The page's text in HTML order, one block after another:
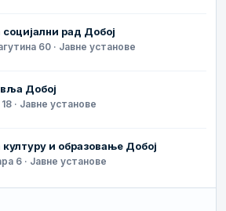
социјални рад Добој
60 · Јавне установе
Добој
· Јавне установе
културу и образовање Добој
6 · Јавне установе